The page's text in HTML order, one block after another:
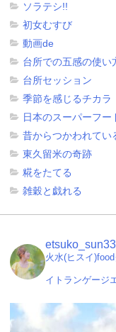
ソラテシ!!
初女むすび
動画de
台所での五感の使い
台所セッション
季節を感じるチカラ
日本のスーパーフー
昔からつかわれてい
東久留米の奇跡
糀をたてる
雑穀と戯れる
etsuko_sun33
火水(ヒスイ
イトランゲージ